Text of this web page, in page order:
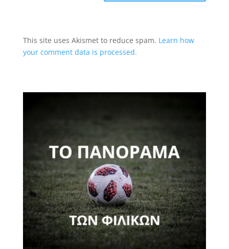
This site uses Akismet to reduce spam. Learn how
your comment data is processed.